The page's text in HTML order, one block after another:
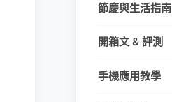
節慶與生活指南
開箱文 & 評測
手機應用教學